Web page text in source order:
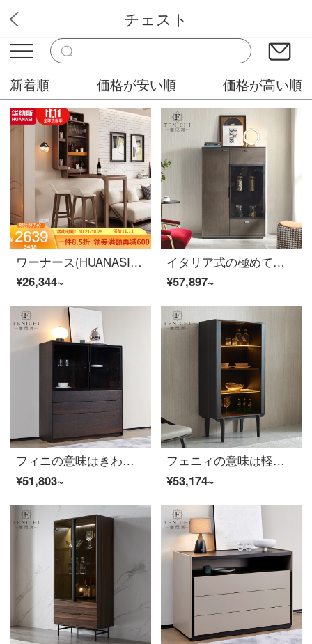
ソフィニー
チェスト
新着順 価格が安い順 価格が高い順
ワーナース(HUANASI)居酒屋北欧家庭用カウンター簡単現代壁掛け折りたたみバーバーバー(B 1203 U)+バーチェア*2(F 628)コーヒー色
¥26,344~
イタリア式の極めて簡単なガラスの酒売り場の床につく式の家庭は壁のレストランによって物棚の双門の近代的な装飾の戸棚の食事の辺の戸棚の褐色【酒屋】
¥57,897~
フィニの意味はきわめて簡単なガラスのキャビネットは壁の高い金によって床につく式のお茶の食器棚に引き出しを持ってきます。
¥51,803~
フェニィの意味は軽くて贅沢なガラスの飲み屋の高級レストランは壁によって明かりの辺の戸棚の客間の家庭用の展示棚の本当の木の赤い飲み屋のガラスを持って明かりを持ちます。
¥53,174~